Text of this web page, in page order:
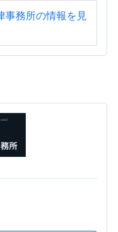
事務所の情報を見